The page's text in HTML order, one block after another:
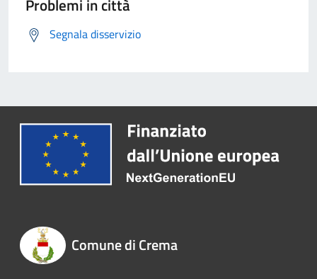
Problemi in città
Segnala disservizio
Comune di Crema